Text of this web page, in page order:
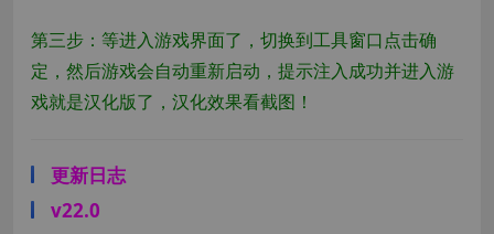
第三步：等进入游戏界面了，切换到工具窗口点击确
定，然后游戏会自动重新启动，提示注入成功并进入游
戏就是汉化版了，汉化效果看截图！
更新日志
v22.0